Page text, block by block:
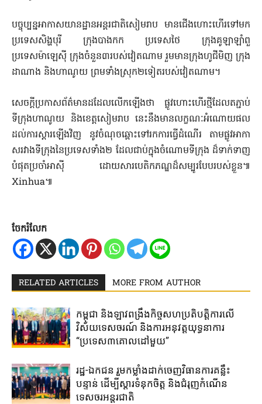
បច្ចុប្បន្នអាកាសយានដ្ឋានអន្តរជាតិសៀមរាប មានជើងហោះហើរទៅមក
ប្រទេសសិង្ហបុរី ក្រុងបាងកក ប្រទេសថៃ ក្រុងគូឡាឡាំពួ
ប្រទេសម៉ាឡេស៊ី ក្រុងចំនួន៣របស់វៀតណាម រួមមានក្រុងហូជីមិញ ក្រុង
ដាណាង និងហាណូយ ព្រមទាំងស្រុក២ទៀតរបស់វៀតណាម។
សេចក្ដីប្រកាសព័ត៌មានដដែលលើកឡើងថា ផ្លូវហោះហើរថ្មីដែលតភ្ជាប់
ទីក្រុងហាណូយ និងខេត្តសៀមរាប នេះនឹងមានលក្ខណៈអំណោយផល
ដល់ការស្ដារឡើងវិញ នូវចំណុចឆ្ពោះទៅរកការធ្វើដំណើរ តាមផ្លូវអាកា
សរវាងទីក្រុងនៃប្រទេសទាំង២ ដែលជាប់ក្នុងចំណោមទីក្រុង ដ៏ទាក់ទាញ
បំផុតប្រចាំអាស៊ី ដោយសារបេតិកភណ្ឌដ៏សម្បូរបែបរបស់ខ្លួន៕
Xinhua៕
ចែករំលែក
RELATED ARTICLES MORE FROM AUTHOR
កម្ពុជា ​និង​ឡាវ​ពង្រឹង​កិច្ច​សហប្រតិបត្តិការ​លើ​
វិស័យទេសចរណ៍ ​និង​ការ​អនុវត្តយុទ្ធនាការ​
“ប្រទេស៣​គោល​ដៅ​មួយ”
រដ្ឋ-ឯកជន ​រួម​កម្លាំង​ដាក់​ចេញ​វិធានការ​គន្លឹះ​
បន្ទាន់​ ដើម្បី​ស្តារ​ទំនុកចិត្ត ​និង​ជំរុញ​កំណើន​
ទេសចរ​អន្តរជាតិ​